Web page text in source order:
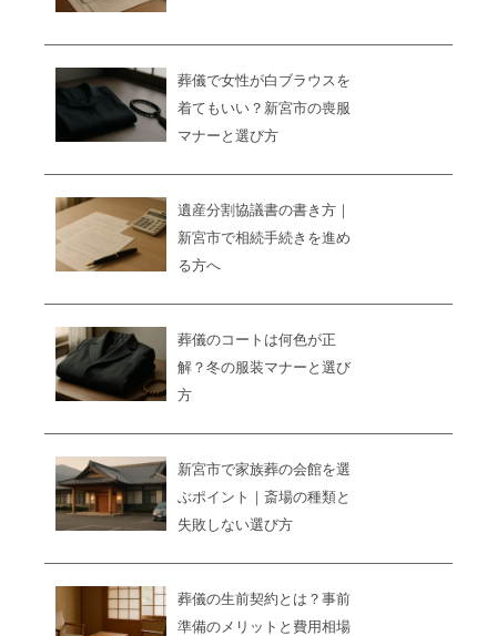
葬儀で女性が白ブラウスを
着てもいい？新宮市の喪服
マナーと選び方
遺産分割協議書の書き方｜
新宮市で相続手続きを進め
る方へ
葬儀のコートは何色が正
解？冬の服装マナーと選び
方
新宮市で家族葬の会館を選
ぶポイント｜斎場の種類と
失敗しない選び方
葬儀の生前契約とは？事前
準備のメリットと費用相場